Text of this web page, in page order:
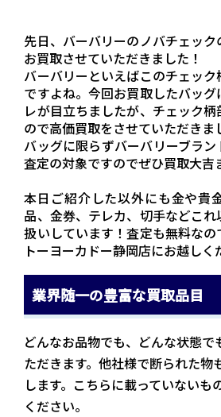
先日、バーバリーのノバチェッ
お買取させていただきました！
バーバリーといえばこのチェッ
ですよね。今回お買取したバッ
レが目立ちましたが、チェック
ので高価買取をさせていただきま
バッグに限らずバーバリーブラ
査定の対象ですのでぜひ買取大吉
本日ご紹介した以外にも金や貴
品、金券、テレカ、切手などこ
扱いしています！査定も無料な
トーヨーカドー静岡店にお越しく
業界随一の豊富な買取品目
どんなお品物でも、どんな状態で
ただきます。他社様で断られた物
します。こちらに載っていないも
ください。